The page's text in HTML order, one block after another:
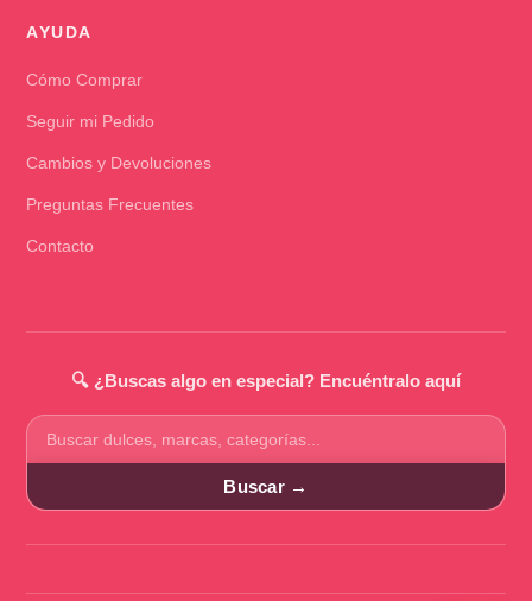
AYUDA
Cómo Comprar
Seguir mi Pedido
Cambios y Devoluciones
Preguntas Frecuentes
Contacto
🔍 ¿Buscas algo en especial? Encuéntralo aquí
Buscar
productos
Buscar →